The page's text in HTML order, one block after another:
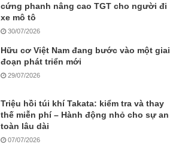
cứng phanh nâng cao TGT cho người đi
xe mô tô
30/07/2026
Hữu cơ Việt Nam đang bước vào một giai
đoạn phát triển mới
29/07/2026
Triệu hồi túi khí Takata: kiểm tra và thay
thế miễn phí – Hành động nhỏ cho sự an
toàn lâu dài
07/07/2026